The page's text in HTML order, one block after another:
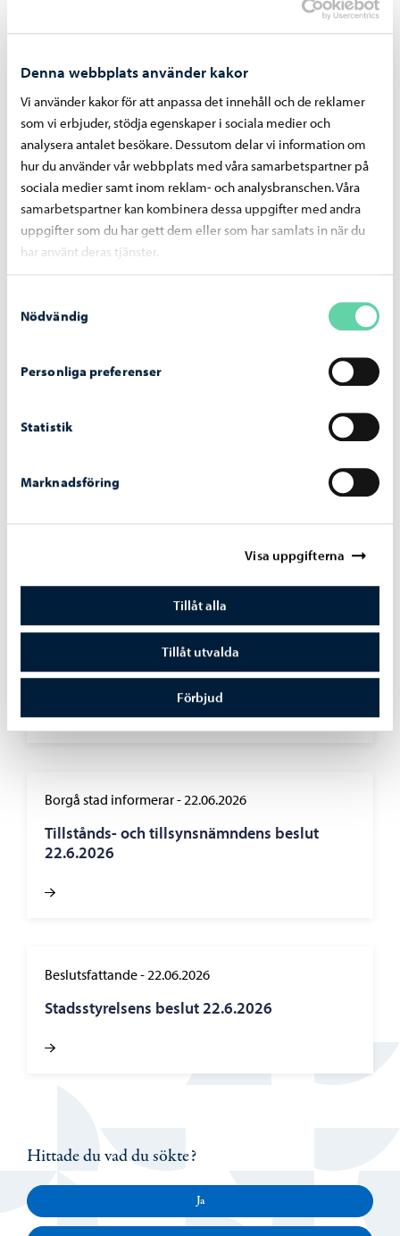
Denna webbplats använder kakor
Vi använder kakor för att anpassa det innehåll och de reklamer
som vi erbjuder, stödja egenskaper i sociala medier och
analysera antalet besökare. Dessutom delar vi information om
hur du använder vår webbplats med våra samarbetspartner på
sociala medier samt inom reklam- och analysbranschen. Våra
samarbetspartner kan kombinera dessa uppgifter med andra
uppgifter som du har gett dem eller som har samlats in när du
har använt deras tjänster.
Nödvändig
Personliga preferenser
Statistik
Marknadsföring
Visa uppgifterna
Tillåt alla
Tillåt utvalda
Förbjud
godkänna avtalet om inledande av en ändring av
detaljplanen på adressen Brantvägen 9 och samtidigt ge
tomtchefen fullmakt att underteckna avtalet.
Dela på FacebookDela på LinkedInDela på WhatsApp
Liknande nyheter
Stadsstyrelsens beslut 29.6.2026
Borgå stad informerar-23.06.2026
Stadsutvecklingsnämndens beslut 23.6.2026
Borgå stad informerar-22.06.2026
Tillstånds- och tillsynsnämndens beslut
22.6.2026
Beslutsfattande-22.06.2026
Stadsstyrelsens beslut 22.6.2026
Hittade du vad du sökte?
Ja